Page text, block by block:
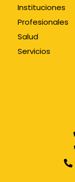
Instituciones
Profesionales
Salud
Servicios